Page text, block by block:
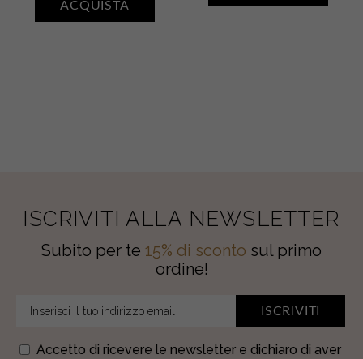
ACQUISTA
ISCRIVITI ALLA NEWSLETTER
Subito per te 15% di sconto sul primo
ordine!
ISCRIVITI
Accetto di ricevere le newsletter e dichiaro di aver